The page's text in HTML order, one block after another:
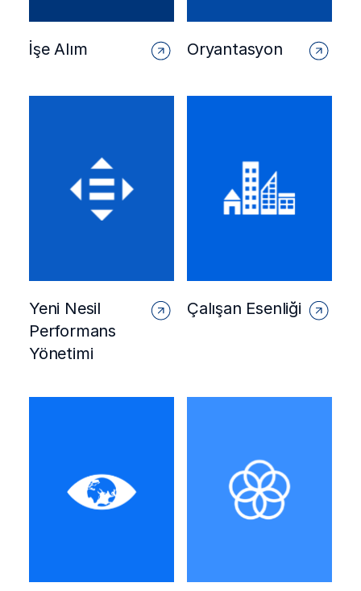
İşe Alım Oryantasyon
Yeni Nesil
Performans
Yönetimi
Çalışan Esenliği